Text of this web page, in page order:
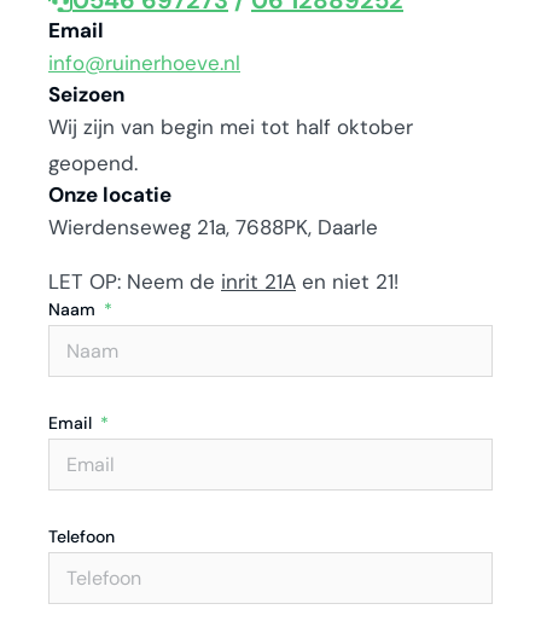
Email
info@ruinerhoeve.nl
Seizoen
Wij zijn van begin mei tot half oktober
geopend.
Onze locatie
Wierdenseweg 21a, 7688PK, Daarle
LET OP: Neem de inrit 21A en niet 21!
Naam
Email
Telefoon